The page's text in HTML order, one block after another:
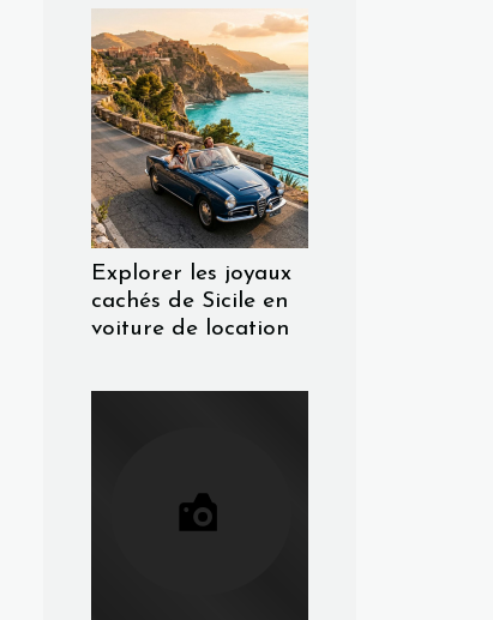
Explorer les joyaux
cachés de Sicile en
voiture de location